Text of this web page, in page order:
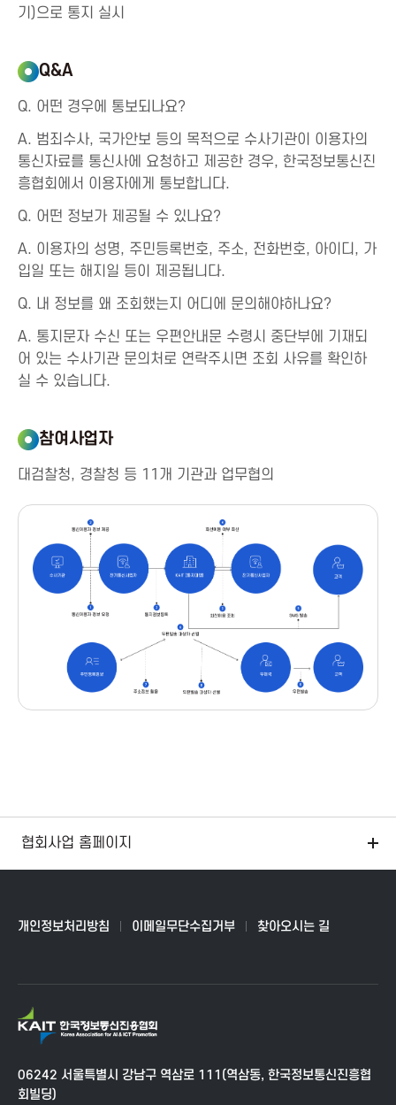
s
o
c
i
a
t
i
n
f
r
o
t
i
o
기)으로 통지 실시
Q&A
Q. 어떤 경우에 통보되나요?
A. 범죄수사, 국가안보 등의 목적으로 수사기관이 이용자의
통신자료를 통신사에 요청하고 제공한 경우, 한국정보통신진
흥협회에서 이용자에게 통보합니다.
Q. 어떤 정보가 제공될 수 있나요?
A. 이용자의 성명, 주민등록번호, 주소, 전화번호, 아이디, 가
입일 또는 해지일 등이 제공됩니다.
Q. 내 정보를 왜 조회했는지 어디에 문의해야하나요?
A. 통지문자 수신 또는 우편안내문 수령시 중단부에 기재되
어 있는 수사기관 문의처로 연락주시면 조회 사유를 확인하
실 수 있습니다.
참여사업자
대검찰청, 경찰청 등 11개 기관과 업무협의
개인정보처리방침 이메일무단수집거부 찾아오시는 길
협회사업 홈페이지
06242 서울특별시 강남구 역삼로 111(역삼동, 한국정보통신진흥협
회빌딩)
K
T
한